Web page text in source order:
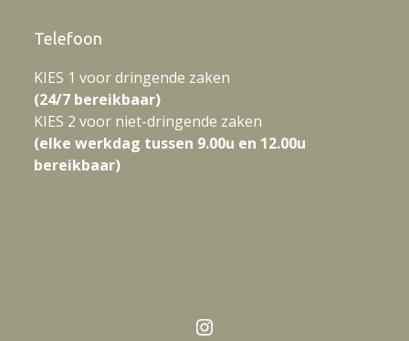
Telefoon
KIES 1 voor dringende zaken
(24/7 bereikbaar)
KIES 2 voor niet-dringende zaken
(elke werkdag tussen 9.00u en 12.00u
bereikbaar)
Instagram